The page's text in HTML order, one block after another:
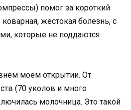
помог за короткий
жестокая болезнь, с
которые не поддаются
моем открытии. От
(70 уколов и много
молочница. Это такой